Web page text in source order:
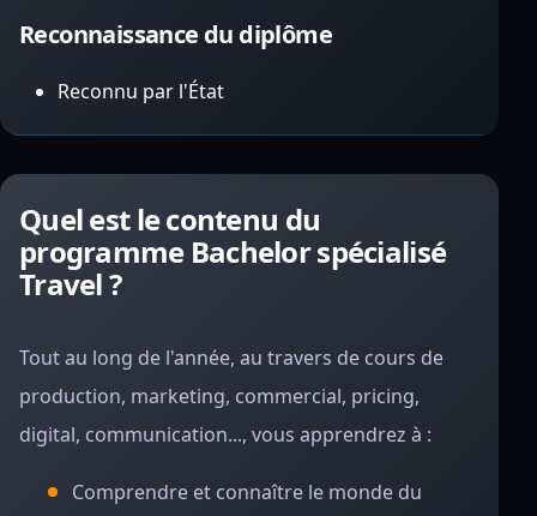
Reconnaissance du diplôme
Reconnu par l'État
Quel est le contenu du
programme Bachelor spécialisé
Travel ?
Tout au long de l'année, au travers de cours de
production, marketing, commercial, pricing,
digital, communication..., vous apprendrez à :
Comprendre et connaître le monde du